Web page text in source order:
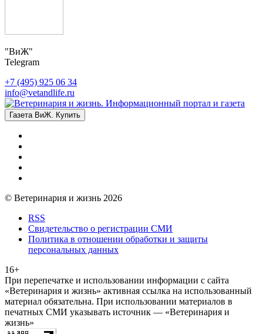
"ВиЖ"
Telegram
+7 (495) 925 06 34
info@vetandlife.ru
Газета ВиЖ. Купить
© Ветеринария и жизнь 2026
RSS
Свидетельство о регистрации СМИ
Политика в отношении обработки и защиты
персональных данных
16+
При перепечатке и использовании информации с сайта
«Ветеринария и жизнь» активная ссылка на использованный
материал обязательна. При использовании материалов в
печатных СМИ указывать источник — «Ветеринария и
жизнь»